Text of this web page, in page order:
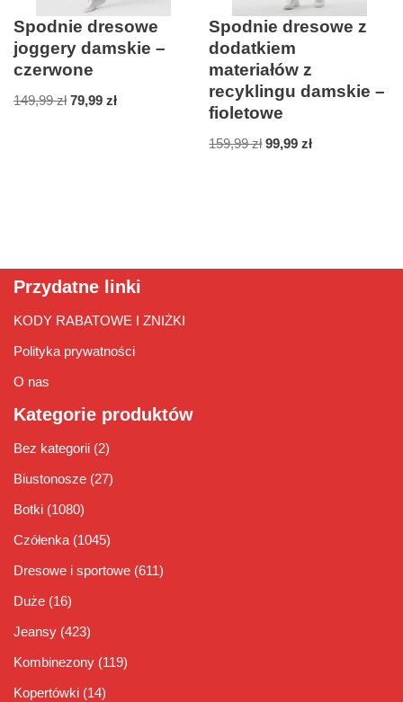
Spodnie dresowe
joggery damskie –
czerwone
149,99zł 79,99 zł
Spodnie dresowe z
dodatkiem
materiałów z
recyklingu damskie –
fioletowe
159,99zł 99,99zł
Przydatne linki
KODY RABATOWE I ZNIŻKI
Polityka prywatności
O nas
Kategorie produktów
Bez kategorii (2)
Biustonosze (27)
Botki (1080)
Czółenka (1045)
Dresowe i sportowe (611)
Duże (16)
Jeansy (423)
Kombinezony (119)
Kopertówki (14)